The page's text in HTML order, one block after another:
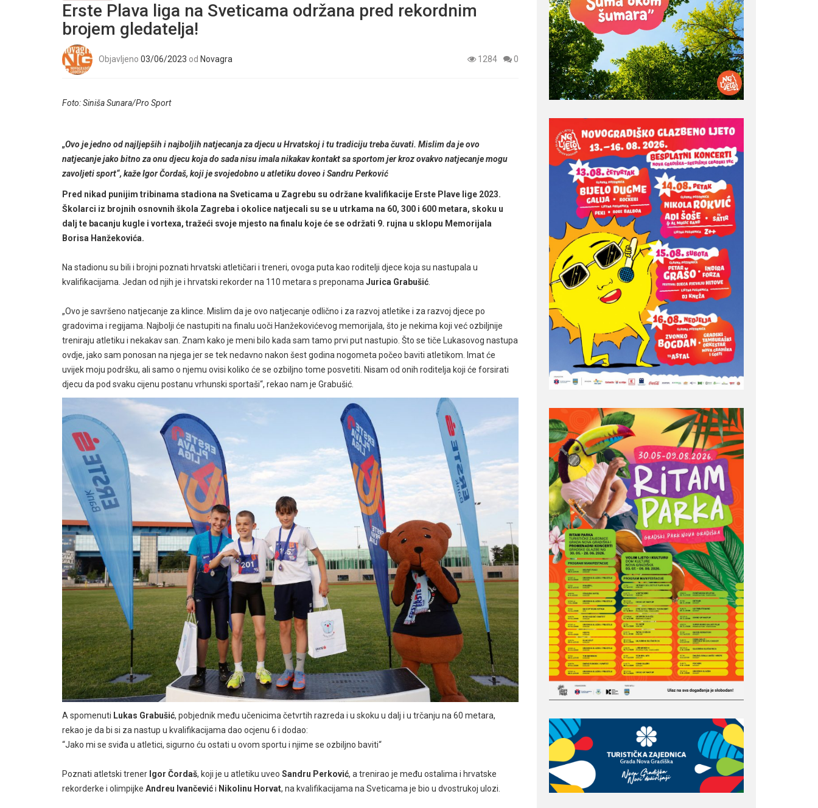
Erste Plava liga na Sveticama održana pred rekordnim
brojem gledatelja!
Objavljeno 03/06/2023 od Novagra 1284 0
Foto: Siniša Sunara/Pro Sport
„Ovo je jedno od najljepših i najboljih natjecanja za djecu u Hrvatskoj i tu tradiciju treba čuvati. Mislim da je ovo
natjecanje jako bitno za onu djecu koja do sada nisu imala nikakav kontakt sa sportom jer kroz ovakvo natjecanje mogu
zavoljeti sport“, kaže Igor Čordaš, koji je svojedobno u atletiku doveo i Sandru Perković
Pred nikad punijim tribinama stadiona na Sveticama u Zagrebu su održane kvalifikacije Erste Plave lige 2023.
Školarci iz brojnih osnovnih škola Zagreba i okolice natjecali su se u utrkama na 60, 300 i 600 metara, skoku u
dalj te bacanju kugle i vortexa, tražeći svoje mjesto na finalu koje će se održati 9. rujna u sklopu Memorijala
Borisa Hanžekovića.
Na stadionu su bili i brojni poznati hrvatski atletičari i treneri, ovoga puta kao roditelji djece koja su nastupala u
kvalifikacijama. Jedan od njih je i hrvatski rekorder na 110 metara s preponama Jurica Grabušić
„Ovo je savršeno natjecanje za klince. Mislim da je ovo natjecanje odlično i za razvoj atletike i za razvoj djece po
gradovima i regijama. Najbolji će nastupiti na finalu uoči Hanžekovićevog memorijala, što je nekima koji već ozbiljnije
treniraju atletiku i nekakav san. Znam kako je meni bilo kada sam tamo prvi put nastupio. Što se tiče Lukasovog nastupa
ovdje, jako sam ponosan na njega jer se tek nedavno nakon šest godina nogometa počeo baviti atletikom. Imat će
uvijek moju podršku, ali samo o njemu ovisi koliko će se ozbiljno tome posvetiti. Nisam od onih roditelja koji će forsirati
djecu da pod svaku cijenu postanu vrhunski sportaši“, rekao nam je Grabušić.
A spomenuti Lukas Grabušić, pobjednik među učenicima četvrtih razreda i u skoku u dalj i u trčanju na 60 metara,
rekao je da bi si za nastup u kvalifikacijama dao ocjenu 6 i dodao:
“Jako mi se sviđa u atletici, sigurno ću ostati u ovom sportu i njime se ozbiljno baviti“
Poznati atletski trener Igor Čordaš, koji je u atletiku uveo Sandru Perković, a trenirao je među ostalima i hrvatske
rekorderke i olimpijke Andreu Ivančevići Nikolinu Horvat, na kvalifikacijama na Sveticama je bio u dvostrukoj ulozi.